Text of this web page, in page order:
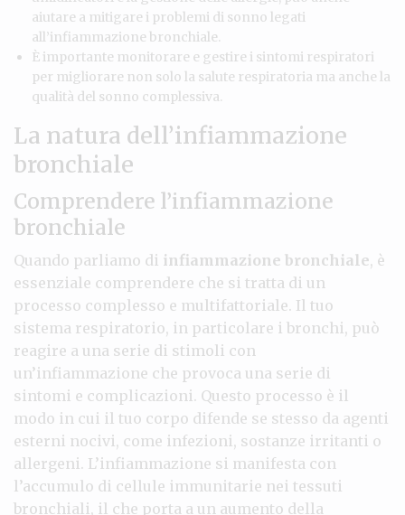
aiutare a mitigare i problemi di sonno legati
all’infiammazione bronchiale.
È importante monitorare e gestire i sintomi respiratori
per migliorare non solo la salute respiratoria ma anche la
qualità del sonno complessiva.
La natura dell’infiammazione
bronchiale
Comprendere l’infiammazione
bronchiale
Quando parliamo di infiammazione bronchiale, è
essenziale comprendere che si tratta di un
processo complesso e multifattoriale. Il tuo
sistema respiratorio, in particolare i bronchi, può
reagire a una serie di stimoli con
un’infiammazione che provoca una serie di
sintomi e complicazioni. Questo processo è il
modo in cui il tuo corpo difende se stesso da agenti
esterni nocivi, come infezioni, sostanze irritanti o
allergeni. L’infiammazione si manifesta con
l’accumulo di cellule immunitarie nei tessuti
bronchiali, il che porta a un aumento della